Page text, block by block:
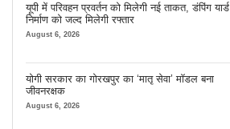
यूपी में परिवहन प्रवर्तन को मिलेगी नई ताकत, डंपिंग यार्ड
निर्माण को जल्द मिलेगी रफ्तार
August 6, 2026
योगी सरकार का गोरखपुर का ‘मातृ सेवा’ मॉडल बना
जीवनरक्षक
August 6, 2026